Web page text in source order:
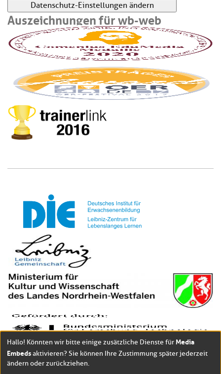
Datenschutz-Einstellungen ändern
Auszeichnungen für wb-web
Hallo! Könnten wir bitte einige zusätzliche Dienste für Media
Embedsaktivieren? Sie können Ihre Zustimmung später jederzeit
ändern oder zurückziehen.